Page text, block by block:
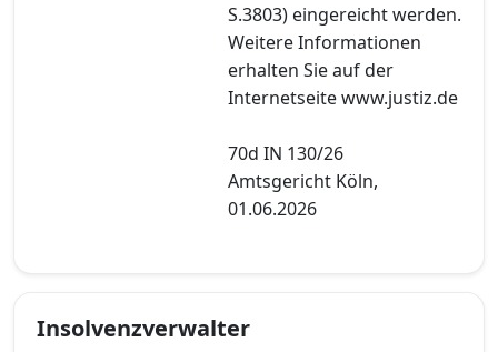
S.3803) eingereicht werden.
Weitere Informationen
erhalten Sie auf der
Internetseite www.justiz.de
70d IN 130/26
Amtsgericht Köln,
01.06.2026
Insolvenzverwalter